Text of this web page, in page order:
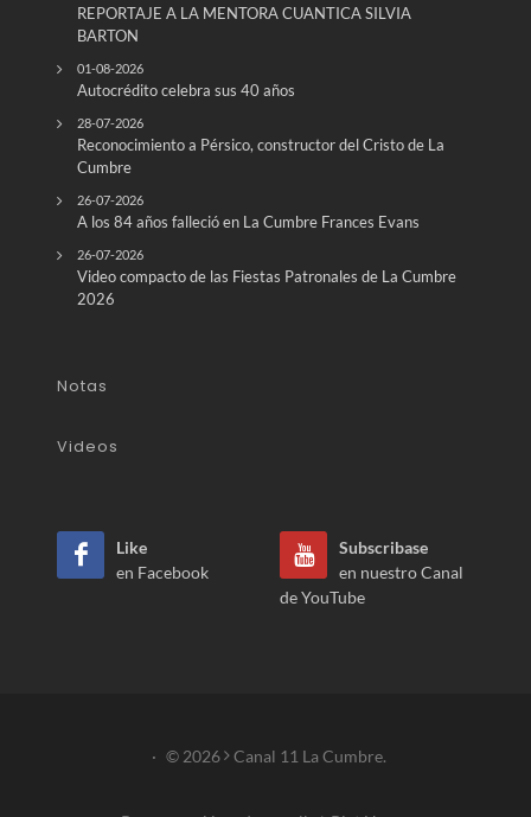
REPORTAJE A LA MENTORA CUANTICA SILVIA
BARTON
01-08-2026
Autocrédito celebra sus 40 años
28-07-2026
Reconocimiento a Pérsico, constructor del Cristo de La
Cumbre
26-07-2026
A los 84 años falleció en La Cumbre Frances Evans
26-07-2026
Video compacto de las Fiestas Patronales de La Cumbre
2026
Notas
Videos
Like
en Facebook
Subscribase
en nuestro Canal
de YouTube
· © 2026 Canal 11 La Cumbre.